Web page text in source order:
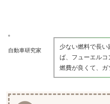
自動車研究家
少ない燃料で長い
ば、フューエルコ
燃費が良くて、ガ